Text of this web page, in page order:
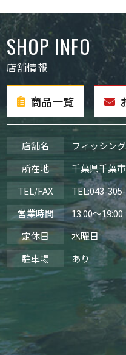
SHOP INFO
店舗情報
商品一覧
店舗名
フィッシン
所在地
千葉県千葉
TEL/FAX
TEL:043-
営業時間
13:00～19:00
定休日
水曜日
駐車場
あり